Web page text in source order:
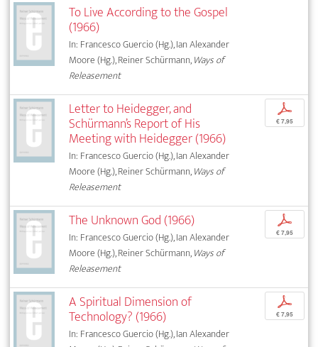
To Live According to the Gospel
(1966)
In: Francesco Guercio (Hg.), Ian Alexander
Moore (Hg.), Reiner Schürmann,Ways of
Releasement
Letter to Heidegger, and
Schürmann’s Report of His
Meeting with Heidegger (1966)
In: Francesco Guercio (Hg.), Ian Alexander
Moore (Hg.), Reiner Schürmann,Ways of
Releasement
p
€ 7,95
The Unknown God (1966)
In: Francesco Guercio (Hg.), Ian Alexander
Moore (Hg.), Reiner Schürmann,Ways of
Releasement
p
€ 7,95
A Spiritual Dimension of
Technology? (1966)
In: Francesco Guercio (Hg.), Ian Alexander
p
€ 7,95